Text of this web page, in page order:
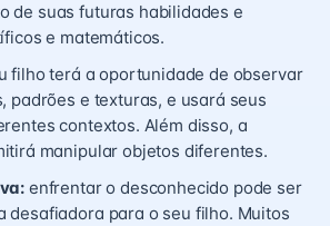
de suas futuras habilidades e
e matemáticos.
filho terá a oportunidade de observar
padrões e texturas, e usará seus
contextos. Além disso, a
manipular objetos diferentes.
enfrentar o desconhecido pode ser
desafiadora para o seu filho. Muitos